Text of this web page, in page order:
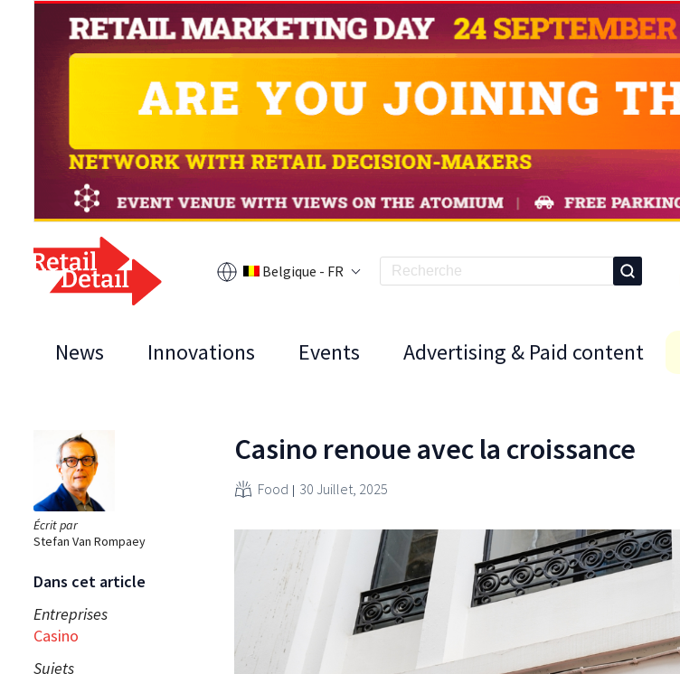
Belgique - FR
News Innovations Events Advertising & Paid content
Écrit par
Stefan Van Rompaey
Dans cet article
Entreprises
Casino
Sujets
Casino renoue avec la croissance
Food 30 Juillet, 2025